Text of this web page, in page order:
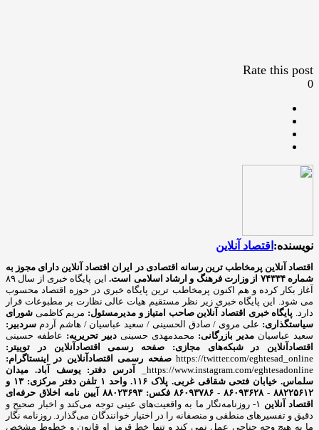
Rate this post
0
نویسنده: اقتصاد آنلاین
اقتصاد آنلاین پرمخاطب ترین رسانه اقتصادی در ایران اقتصاد آنلاین دارای مجوز به
شماره ۷۴۳۳۴ از وزارت فرهنگ و ارشاد اسلامی است.
این پایگاه خبری از سال ۸۹
آغاز بکار کرده و هم اکنون پرمخاطب ترین پایگاه خبری در حوزه اقتصاد محسوب
می شود. این پایگاه خبری زیر نظر مستقیم هیات عالی نظارت بر مطبوعات قرار
دارد. پایگاه خبری اقتصاد آنلاین صاحب امتیاز و مدیرمسئول: مریم کاظمی شورای
سیاستگذاری: علی مروی / صادق الحسینی / سعید عباسیان / هاشم آردم سردبیر:
سعید عباسیان مدیر بازرگانی: محمدمهدی حسینی دبیر تحریریه: عاطفه حسینی
اقتصادآنلاین در شبکه‌های مجازی:
صفحه رسمی اقتصادآنلاین در توییتر:
https://twitter.com/eghtesad_online صفحه رسمی اقتصادآنلاین در اینستاگرام:
https://www.instagram.com/eghtesadonline_
آدرس دفتر: یوسف آباد. میدان
سلماس. خیابان فتحی شقاقی غربی. پلاک ۱۱۶. واحد ۱
تلفن دفتر مرکزی: ۱۳ و
۸۸۲۲۵۶۱۲ - ۸۶۰۹۳۶۲۸ - ۸۶۰۹۳۷۸۶ فکس: ۸۸۰۲۳۶۹۳
آیین نامه اخلاق حرفه‌ای
اقتصاد آنلاین
۱- روزنامه‌نگار ما به واقعیت‌های عینی توجه می‌کند و اخبار صحیح و
دقیق و تفسیرهای منطقی و منصفانه را در اختیار خوانندگان می‌گذارد. روزنامه نگار
ما به هیچ وجه جناحی عمل نمی کند و تنها خط قرمز او قانون و خطوط مشخص